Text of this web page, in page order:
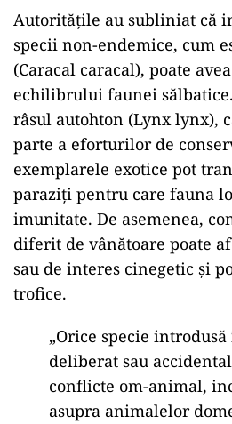
Autoritățile au subliniat că
specii non-endemice, cum
(Caracal caracal), poate
echilibrului faunei
râsul autohton (Lynx lynx),
parte a eforturilor de
exemplarele exotice pot
paraziți pentru care fauna
imunitate. De asemenea,
diferit de vânătoare poate
sau de interes cinegetic și
trofice.
„Orice specie
deliberat sau
conflicte om-animal,
asupra animalelor